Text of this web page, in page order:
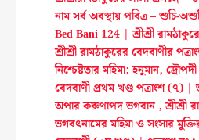
নাম সর্ব অবস্থায় পবিত্র – শুচি-
Bed Bani 124 | শ্রীশ্রী
শ্রীশ্রী রামঠাকুরের বেদবাণীর
নিশ্চেষ্টতার মহিমা: হনুমান,
বেদবাণী প্রথম খণ্ড পত্রাংশ (৭)
অপার করুণাপদ ভগবান , শ্রীশ্রী
ভগবৎনামের মহিমা ও সংসার